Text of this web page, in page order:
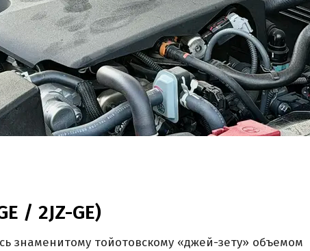
/ 2JZ-GE)
знаменитому тойотовскому «джей-зету» объемом